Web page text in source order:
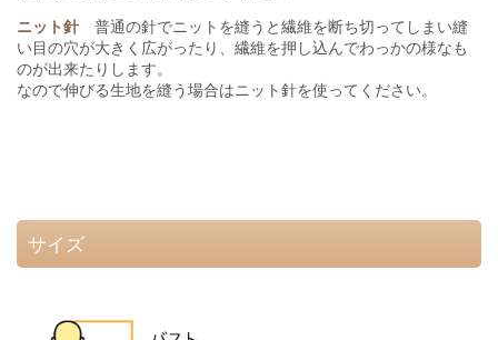
ニット針 普通の針でニットを縫うと繊維を断ち切ってしまい縫
い目の穴が大きく広がったり、繊維を押し込んでわっかの様なも
のが出来たりします。
なので伸びる生地を縫う場合はニット針を使ってください。
サイズ